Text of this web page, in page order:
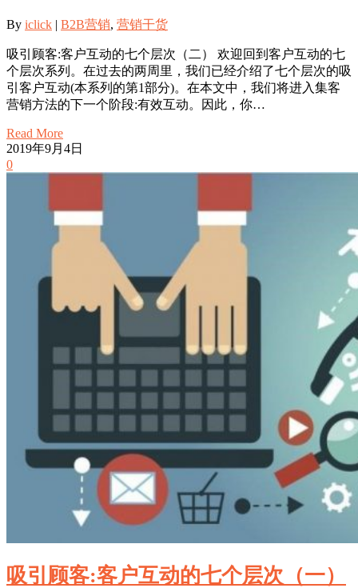
By iclick | B2B营销, 营销干货
吸引顾客:客户互动的七个层次（二） 欢迎回到客户互动的七
个层次系列。在过去的两周里，我们已经介绍了七个层次的吸
引客户互动(本系列的第1部分)。在本文中，我们将进入集客
营销方法的下一个阶段:有效互动。因此，你…
Read More
2019年9月4日
0
吸引顾客:客户互动的七个层次（一）